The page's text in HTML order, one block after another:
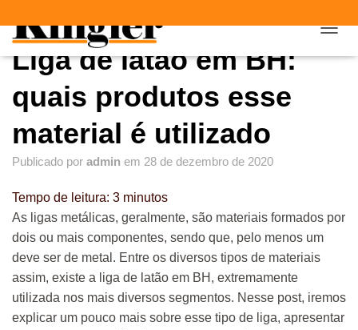
L
G
Liga de latão em BH:
quais produtos esse
material é utilizado
Publicado por admin em 28 de dezembro de 2020
Tempo de leitura: 3 minutos
As ligas metálicas, geralmente, são materiais formados por
dois ou mais componentes, sendo que, pelo menos um
deve ser de metal. Entre os diversos tipos de materiais
assim, existe a liga de latão em BH, extremamente
utilizada nos mais diversos segmentos. Nesse post, iremos
explicar um pouco mais sobre esse tipo de liga, apresentar